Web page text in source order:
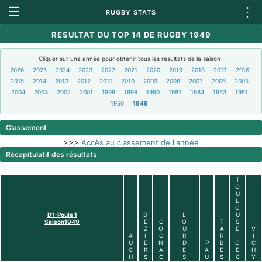
☰ RUGBY STATS ⋮
RESULTAT DU TOP 14 DE RUGBY 1949
Cliquer sur une année pour obtenir tous les résultats de la saison :
2026
2025 2024 2023 2022 2021 2020 2019 2018 2017
2016
2015
2014 2013 2012 2011 2010 2009 2008 2007 2006
2005
2004
2003 2002 2001 1999 1998 1990 1987 1984 1953
1951
1950
1949
Classement
>>> Accès au classement de l'année
Récapitulatif des résultats
D1-Poule 1
Saison1949
A
U
C
H
B
E
Z
I
E
R
S
C
O
G
N
A
C
L
O
U
R
D
E
S
P
A
U
T
A
R
B
E
S
T
O
U
L
O
U
S
E
O
E
C
V
I
C
H
Y